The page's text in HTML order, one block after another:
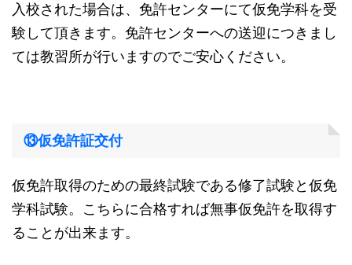
入校された場合は、免許センターにて仮免学科を受
験して頂きます。免許センターへの送迎につきまし
ては教習所が行いますのでご安心ください。
⑬仮免許証交付
仮免許取得のための最終試験である修了試験と仮免
学科試験。こちらに合格すれば無事仮免許を取得す
ることが出来ます。